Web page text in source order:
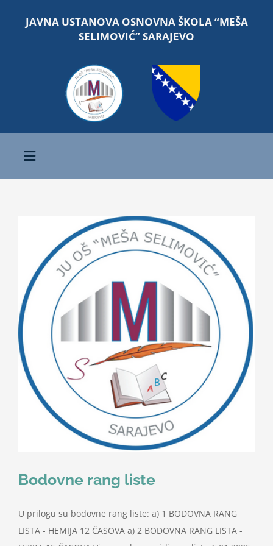
JAVNA USTANOVA OSNOVNA ŠKOLA “MEŠA
SELIMOVIĆ” SARAJEVO
Toggle
Navigation
O školi
Nastava
Učenici
Školske vijesti
Obavještenja
Vijeće roditelja
Kontakt
Bodovne rang liste
U prilogu su bodovne rang liste: a) 1 BODOVNA RANG
LISTA - HEMIJA 12 ČASOVA a) 2 BODOVNA RANG LISTA -